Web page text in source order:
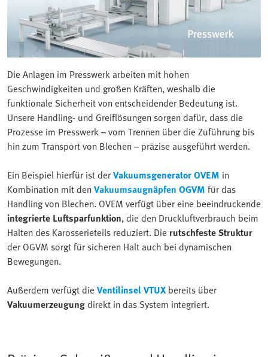
Die Anlagen im Presswerk arbeiten mit hohen
Geschwindigkeiten und großen Kräften, weshalb die
funktionale Sicherheit von entscheidender Bedeutung ist.
Unsere Handling- und Greiflösungen sorgen dafür, dass die
Prozesse im Presswerk – vom Trennen über die Zuführung bis
hin zum Transport von Blechen – präzise ausgeführt werden.
Ein Beispiel hierfür ist derVakuumsgenerator OVEM in
Kombination mit denVakuumsaugnäpfen OGVM für das
Handling von Blechen. OVEM verfügt über eine beeindruckende
integrierte Luftsparfunktion, die den Druckluftverbrauch beim
Halten des Karosserieteils reduziert. Die rutschfeste Struktur
der OGVM sorgt für sicheren Halt auch bei dynamischen
Bewegungen.
Außerdem verfügt dieVentilinsel VTUXbereits über
Vakuumerzeugungdirekt in das System integriert.